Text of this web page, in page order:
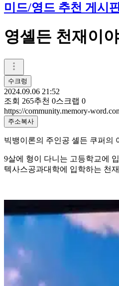
미드/영드 추천 게시
영셸든 천재이
수크렁
2024.09.06 21:52
조회 265추천 0스크랩 0
https://community.memory-
주소복사
빅뱅이론의 주인공 셸든 쿠퍼의
9살에 형이 다니는 고등학교에
텍사스공과대학에 입학하는 천